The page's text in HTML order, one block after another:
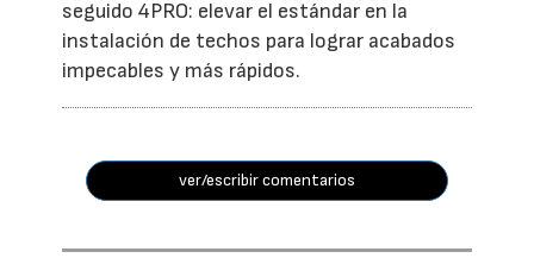
seguido 4PRO: elevar el estándar en la
instalación de techos para lograr acabados
impecables y más rápidos.
ver/escribir comentarios